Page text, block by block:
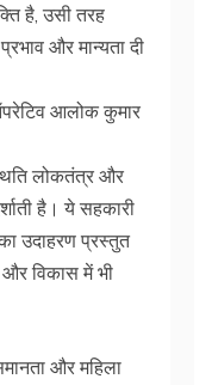
है, उसी तरह
और मान्यता दी
आलोक कुमार
लोकतंत्र और
है। ये सहकारी
उदाहरण प्रस्तुत
विकास में भी
और महिला